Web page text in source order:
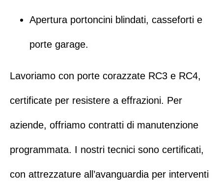
Apertura portoncini blindati, casseforti e
porte garage.
Lavoriamo con porte corazzate RC3 e RC4,
certificate per resistere a effrazioni. Per
aziende, offriamo contratti di manutenzione
programmata. I nostri tecnici sono certificati,
con attrezzature all’avanguardia per interventi